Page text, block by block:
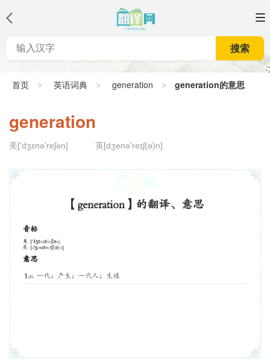
搜索
首页 英语词典 generation generation的意思
generation
美['dʒɛnə'reʃən] 英[dʒenə'reɪʃ(ə)n]